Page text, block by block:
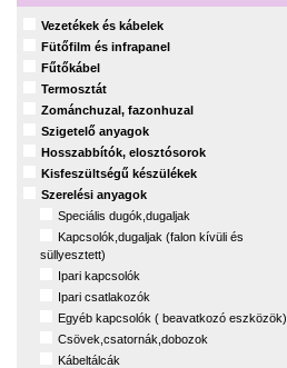
Vezetékek és kábelek
Fütőfilm és infrapanel
Fűtőkábel
Termosztát
Zománchuzal, fazonhuzal
Szigetelő anyagok
Hosszabbítók, elosztósorok
Kisfeszültségű készülékek
Szerelési anyagok
Speciális dugók,dugaljak
Kapcsolók,dugaljak (falon kívüli és
süllyesztett)
Ipari kapcsolók
Ipari csatlakozók
Egyéb kapcsolók ( beavatkozó eszközök)
Csövek,csatornák,dobozok
Kábeltálcák